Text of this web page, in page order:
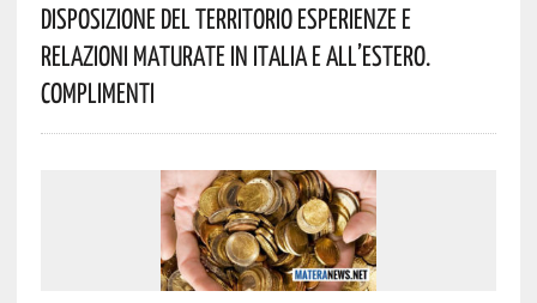
Disposizione Del Territorio Esperienze E
Relazioni Maturate In Italia E All’estero.
Complimenti